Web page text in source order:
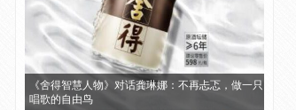
《舍得智慧人物》对话龚琳娜：不再忐忑，做一只
唱歌的自由鸟